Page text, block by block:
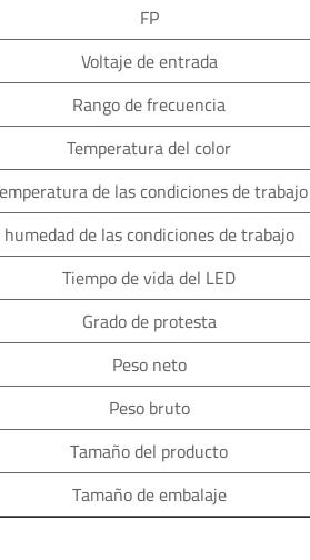
FP
Voltaje de entrada
Rango de frecuencia
Temperatura del color
de las condiciones de trabajo
humedad de las condiciones de trabajo
Tiempo de vida del LED
Grado de protesta
Peso neto
Peso bruto
Tamaño del producto
Tamaño de embalaje